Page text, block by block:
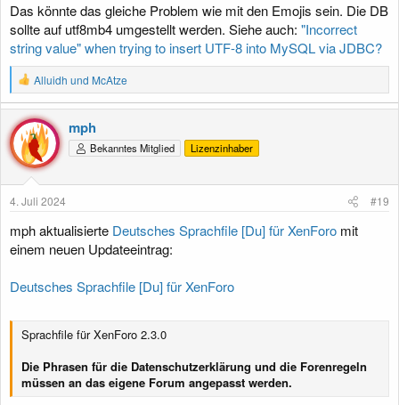
XF\Db\AbstractAdapter->query() in src/XF/Db/
XF\Db\AbstractAdapter->insert() in src/XF/Mvc/
XF\Mvc\Entity\Entity->_saveToSource() in src/XF/
XF\Mvc\Entity\Entity->save() in src/XF/Service/
XF\Service\Phrase\ImportService->importFromXml()
XF\Service\Language\ImportService-
XF\Admin\Controller\LanguageController-
XF\Mvc\Dispatcher->dispatchClass() in src/XF/Mvc/
XF\Mvc\Dispatcher->dispatchFromMatch() in src/XF/
XF\Mvc\Dispatcher->dispatchLoop() in src/XF/Mvc/
XF\Mvc\Dispatcher->run() in src/XF/App.php at line
XF\App->run() in src/XF.php at line 798
XF::runApp() in admin.php at line 15
Das könnte das gleiche Problem wie mit den Emojis sein. Die DB
sollte auf utf8mb4 umgestellt werden. Siehe auch: "Incorrect
string value" when trying to insert UTF-8 into MySQL via JDBC?
R
e
a
k
t
o
n
n
Alluidh und McAtze
mph
Bekanntes Mitglied Lizenzinhaber
4. Juli 2024 #19
mph aktualisierte Deutsches Sprachfile [Du] für XenForo mit
einem neuen Updateeintrag:
Deutsches Sprachfile [Du] für XenForo
Sprachfile für XenForo 2.3.0
Die Phrasen für die Datenschutzerklärung und die Forenregeln
müssen an das eigene Forum angepasst werden.